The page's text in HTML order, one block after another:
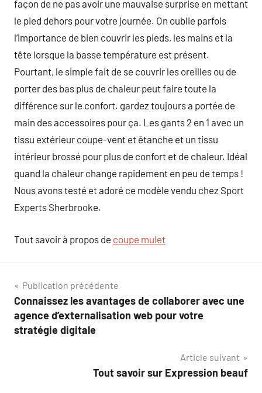
façon de ne pas avoir une mauvaise surprise en mettant
le pied dehors pour votre journée. On oublie parfois
l’importance de bien couvrir les pieds, les mains et la
tête lorsque la basse température est présent.
Pourtant, le simple fait de se couvrir les oreilles ou de
porter des bas plus de chaleur peut faire toute la
différence sur le confort. gardez toujours a portée de
main des accessoires pour ça. Les gants 2 en 1 avec un
tissu extérieur coupe-vent et étanche et un tissu
intérieur brossé pour plus de confort et de chaleur. Idéal
quand la chaleur change rapidement en peu de temps !
Nous avons testé et adoré ce modèle vendu chez Sport
Experts Sherbrooke.
Tout savoir à propos de coupe mulet
Navigation
de
l’article
Publication précédente
Connaissez les avantages de collaborer avec une
agence d’externalisation web pour votre
stratégie digitale
Article suivant
Tout savoir sur Expression beauf